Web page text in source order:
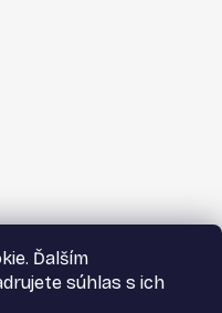
Ďalším
súhlas s ich